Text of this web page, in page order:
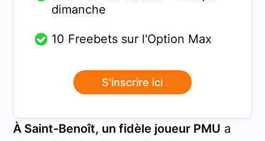
dimanche
10 Freebets sur l'Option Max
S'inscrire ici
À Saint-Benoît, un fidèle joueur PMU a